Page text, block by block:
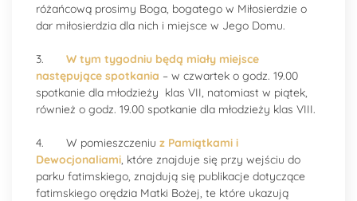
różańcową prosimy Boga, bogatego w Miłosierdzie o
dar miłosierdzia dla nich i miejsce w Jego Domu.
3. W tym tygodniu będą miały miejsce
następujące spotkania – w czwartek o godz. 19.00
spotkanie dla młodzieży klas VII, natomiast w piątek,
również o godz. 19.00 spotkanie dla młodzieży klas VIII.
4. W pomieszczeniu z Pamiątkami i
Dewocjonaliami , które znajduje się przy wejściu do
parku fatimskiego, znajdują się publikacje dotyczące
fatimskiego orędzia Matki Bożej, te które ukazują